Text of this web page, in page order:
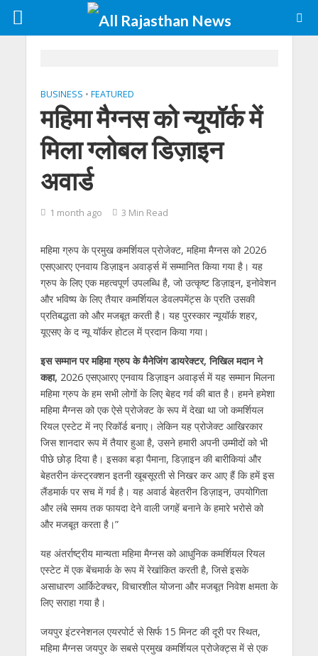
BUSINESS • FEATURED
महिमा मैग्नस को न्यूयॉर्क में
मिला ग्लोबल डिज़ाइन
अवार्ड
1 month ago 3 Min Read
महिमा ग्रुप के प्रमुख कमर्शियल प्रोजेक्ट, महिमा मैग्नस को 2026
एसएआरए एनवाय डिज़ाइन अवार्ड्स में सम्मानित किया गया है। यह
ग्रुप के लिए एक महत्वपूर्ण उपलब्धि है, जो उत्कृष्ट डिज़ाइन, इनोवेशन
और भविष्य के लिए तैयार कमर्शियल डेवलपमेंट्स के प्रति उसकी
प्रतिबद्धता को और मजबूत करती है। यह पुरस्कार न्यूयॉर्क शहर,
यूएसए के द न्यू यॉर्कर होटल में प्रदान किया गया।
इस सम्मान पर महिमा ग्रुप के मैनेजिंग डायरेक्टर, निखिल मदान ने
कहा, 2026 एसएआरए एनवाय डिज़ाइन अवार्ड्स में यह सम्मान मिलना
महिमा ग्रुप के हम सभी लोगों के लिए बेहद गर्व की बात है। हमने हमेशा
महिमा मैग्नस को एक ऐसे प्रोजेक्ट के रूप में देखा था जो कमर्शियल
रियल एस्टेट में नए रिकॉर्ड बनाए। लेकिन यह प्रोजेक्ट आखिरकार
जिस शानदार रूप में तैयार हुआ है, उसने हमारी अपनी उम्मीदों को भी
पीछे छोड़ दिया है। इसका बड़ा पैमाना, डिज़ाइन की बारीकियां और
बेहतरीन कंस्ट्रक्शन इतनी खूबसूरती से निखर कर आए हैं कि हमें इस
लैंडमार्क पर सच में गर्व है। यह अवार्ड बेहतरीन डिज़ाइन, उपयोगिता
और लंबे समय तक फायदा देने वाली जगहें बनाने के हमारे भरोसे को
और मजबूत करता है।”
यह अंतर्राष्ट्रीय मान्यता महिमा मैग्नस को आधुनिक कमर्शियल रियल
एस्टेट में एक बेंचमार्क के रूप में रेखांकित करती है, जिसे इसके
असाधारण आर्किटेक्चर, विचारशील योजना और मजबूत निवेश क्षमता के
लिए सराहा गया है।
जयपुर इंटरनेशनल एयरपोर्ट से सिर्फ 15 मिनट की दूरी पर स्थित,
महिमा मैग्नस जयपुर के सबसे प्रमुख कमर्शियल प्रोजेक्ट्स में से एक